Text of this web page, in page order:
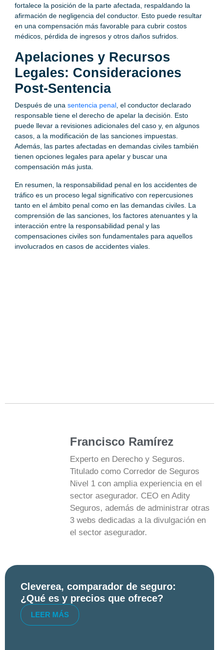
fortalece la posición de la parte afectada, respaldando la
afirmación de negligencia del conductor. Esto puede resultar
en una compensación más favorable para cubrir costos
médicos, pérdida de ingresos y otros daños sufridos.
Apelaciones y Recursos
Legales: Consideraciones
Post-Sentencia
Después de una sentencia penal , el conductor declarado
responsable tiene el derecho de apelar la decisión. Esto
puede llevar a revisiones adicionales del caso y, en algunos
casos, a la modificación de las sanciones impuestas.
Además, las partes afectadas en demandas civiles también
tienen opciones legales para apelar y buscar una
compensación más justa.
En resumen, la responsabilidad penal en los accidentes de
tráfico es un proceso legal significativo con repercusiones
tanto en el ámbito penal como en las demandas civiles. La
comprensión de las sanciones, los factores atenuantes y la
interacción entre la responsabilidad penal y las
compensaciones civiles son fundamentales para aquellos
involucrados en casos de accidentes viales.
Francisco Ramírez
Experto en Derecho y Seguros.
Titulado como Corredor de Seguros
Nivel 1 con amplia experiencia en el
sector asegurador. CEO en Adity
Seguros, además de administrar otras
3 webs dedicadas a la divulgación en
el sector asegurador.
Cleverea, comparador de seguro:
¿Qué es y precios que ofrece?
LEER MÁS